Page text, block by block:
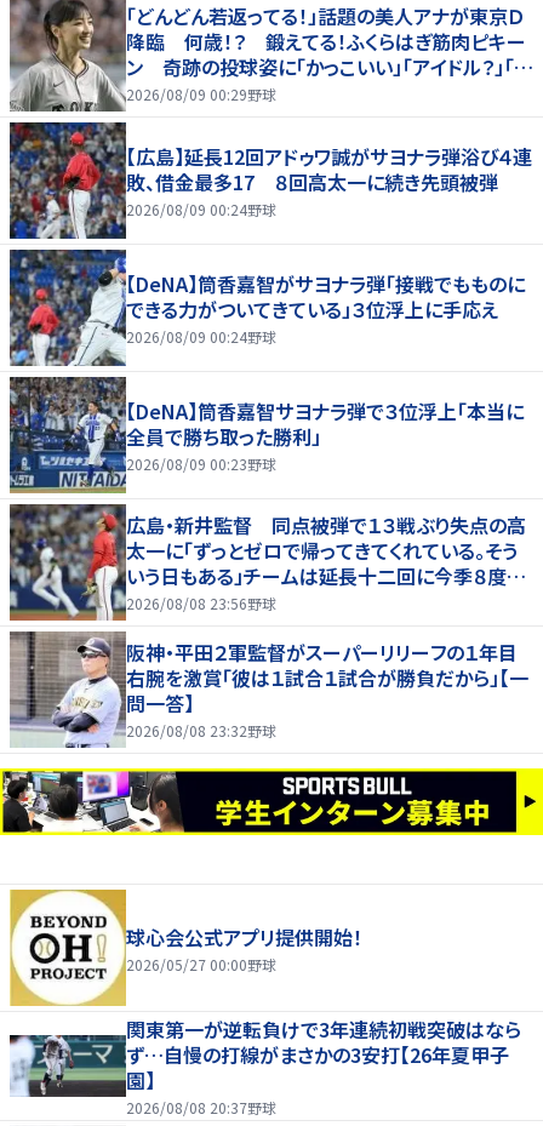
「どんどん若返ってる！」話題の美人アナが東京Ｄ
降臨 何歳！？ 鍛えてる！ふくらはぎ筋肉ピキー
ン 奇跡の投球姿に「かっこいい」「アイドル？」「女
神」
2026/08/09 00:29野球
【広島】延長12回アドゥワ誠がサヨナラ弾浴び４連
敗、借金最多17 ８回高太一に続き先頭被弾
2026/08/09 00:24野球
【DeNA】筒香嘉智がサヨナラ弾「接戦でもものに
できる力がついてきている」３位浮上に手応え
2026/08/09 00:24野球
【DeNA】筒香嘉智サヨナラ弾で３位浮上「本当に
全員で勝ち取った勝利」
2026/08/09 00:23野球
広島・新井監督 同点被弾で１３戦ぶり失点の高
太一に「ずっとゼロで帰ってきてくれている。そう
いう日もある」チームは延長十二回に今季８度目
サヨナラ負け
2026/08/08 23:56野球
阪神・平田２軍監督がスーパーリリーフの１年目
右腕を激賞「彼は１試合１試合が勝負だから」【一
問一答】
2026/08/08 23:32野球
球心会公式アプリ提供開始！
2026/05/27 00:00野球
関東第一が逆転負けで3年連続初戦突破はなら
ず…自慢の打線がまさかの3安打【26年夏甲子
園】
2026/08/08 20:37野球